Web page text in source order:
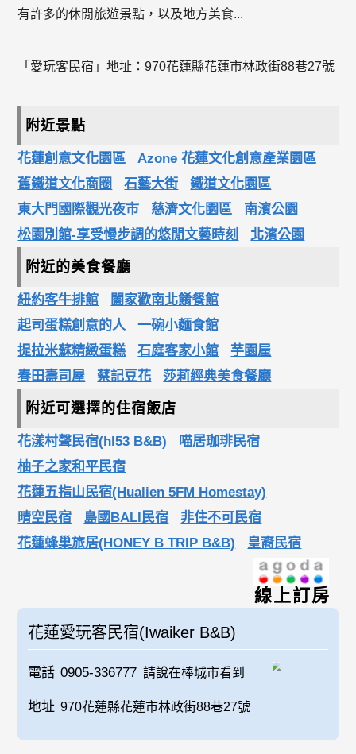
有許多的休閒旅遊景點，以及地方美食...
「愛玩客民宿」地址：970花蓮縣花蓮市林政街88巷27號
附近景點
花蓮創意文化園區
Azone 花蓮文化創意產業園區
舊鐵道文化商圈
石藝大街
鐵道文化園區
東大門國際觀光夜市
慈濟文化園區
南濱公園
松園別館-享受慢步調的悠閒文藝時刻
北濱公園
附近的美食餐廳
紐約客牛排館
闔家歡南北餚餐館
起司蛋糕創意的人
一碗小麵食館
提拉米蘇精緻蛋糕
石庭客家小館
芋園屋
春田壽司屋
蔡記豆花 莎莉經典美食餐廳
附近可選擇的住宿飯店
花漾村聲民宿(hl53 B&B)
喵居珈琲民宿
柚子之家和平民宿
花蓮五指山民宿(Hualien 5FM Homestay)
晴空民宿
島國BALI民宿
非住不可民宿
花蓮蜂巢旅居(HONEY B TRIP B&B)
皇裔民宿
線上訂房
花蓮愛玩客民宿(Iwaiker B&B)
電話 0905-336777 請說在棒城市看到
地址 970花蓮縣花蓮市林政街88巷27號